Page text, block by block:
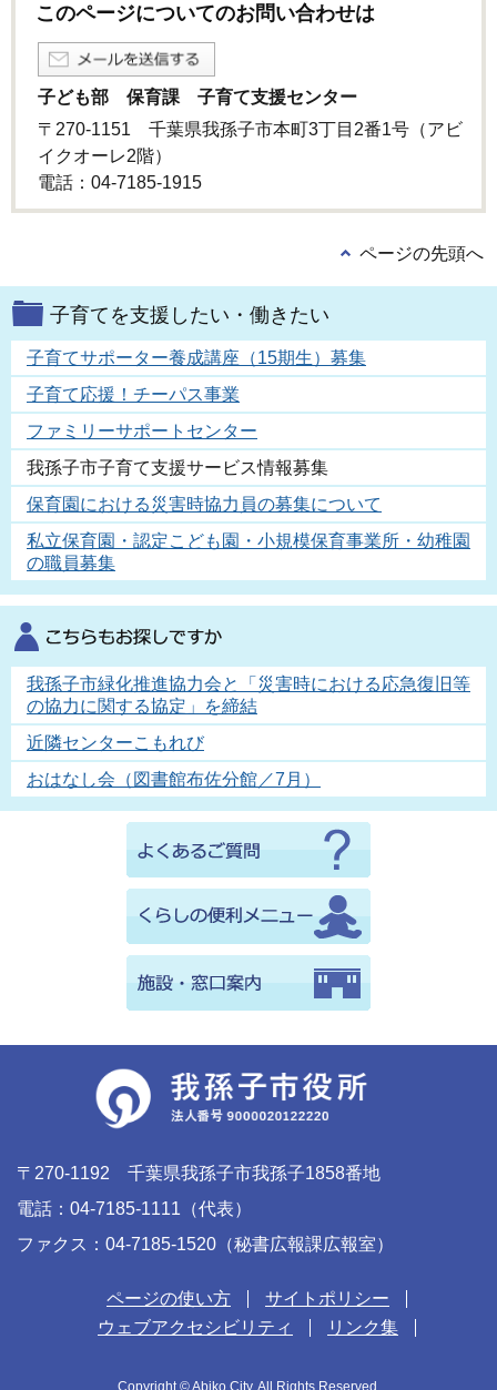
このページについてのお問い合わせは
子ども部 保育課 子育て支援センター
〒270-1151 千葉県我孫子市本町3丁目2番1号（アビ
イクオーレ2階）
電話：04-7185-1915
ページの先頭へ
子育てを支援したい・働きたい
子育てサポーター養成講座（15期生）募集
子育て応援！チーパス事業
ファミリーサポートセンター
我孫子市子育て支援サービス情報募集
保育園における災害時協力員の募集について
私立保育園・認定こども園・小規模保育事業所・幼稚園
の職員募集
我孫子市緑化推進協力会と「災害時における応急復旧等
の協力に関する協定」を締結
近隣センターこもれび
おはなし会（図書館布佐分館／7月）
〒270-1192 千葉県我孫子市我孫子1858番地
電話：04-7185-1111（代表）
ファクス：04-7185-1520（秘書広報課広報室）
ページの使い方
サイトポリシー
ウェブアクセシビリティ
リンク集